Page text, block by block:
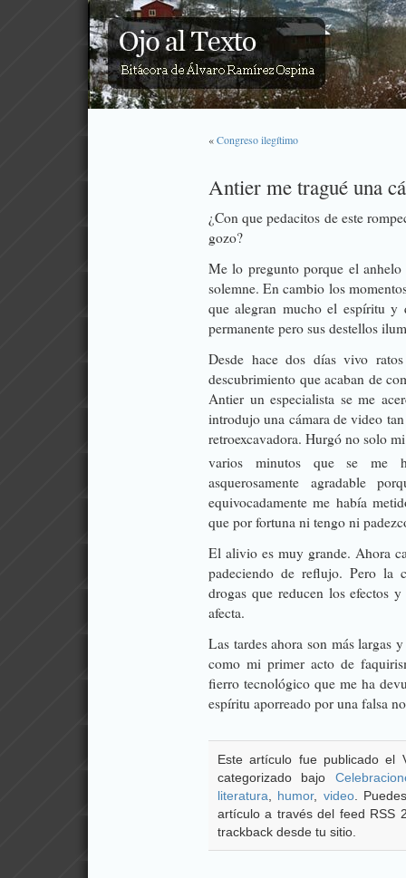
«Congreso ilegítimo
Antier me tragué una
¿Con que pedacitos de este
gozo?
Me lo pregunto porque el
solemne. En cambio los
que alegran mucho el espíritu y
permanente pero sus destellos
Desde hace dos días vivo
descubrimiento que acaban de
Antier un especialista se me
introdujo una cámara de video
retroexcavadora. Hurgó no solo
varios minutos que se me
asquerosamente agradable
equivocadamente me había
que por fortuna ni tengo ni
El alivio es muy grande. Ahora
padeciendo de reflujo. Pero la
drogas que reducen los efectos
afecta.
Las tardes ahora son más largas
como mi primer acto de
fierro tecnológico que me ha
espíritu aporreado por una falsa
Este artículo fue publicado el
categorizado bajo
literatura
humor, video.
artículo a través del feed RSS
trackback desde tu sitio.